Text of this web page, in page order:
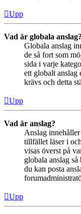
Upp
Vad är globala anslag?
Globala anslag
de så fort som
sida i varje
ett globalt anslag
krävs och detta
Upp
Vad är anslag?
Anslag
tillfället läser i
visas överst på
globala anslag
du kan posta
Upp